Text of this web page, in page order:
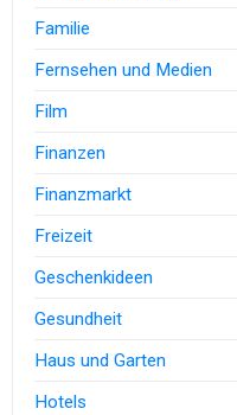
Familie
Fernsehen und Medien
Film
Finanzen
Finanzmarkt
Freizeit
Geschenkideen
Gesundheit
Haus und Garten
Hotels